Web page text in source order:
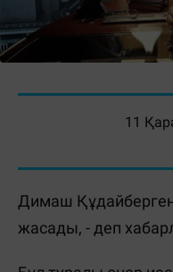
11
Димаш
жасады, - деп